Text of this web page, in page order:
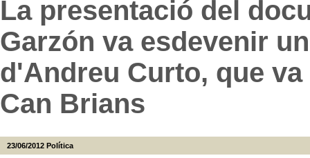
La presentació del
Garzón va esdevenir
d'Andreu Curto, que
Can Brians
23/06/2012 Política